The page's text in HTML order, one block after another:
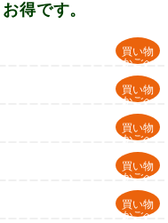
得です。
買い物
かごへ
買い物
かごへ
買い物
かごへ
買い物
かごへ
買い物
かごへ